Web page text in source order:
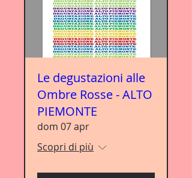
Le degustazioni alle
Ombre Rosse - ALTO
PIEMONTE
dom 07 apr
Scopri di più